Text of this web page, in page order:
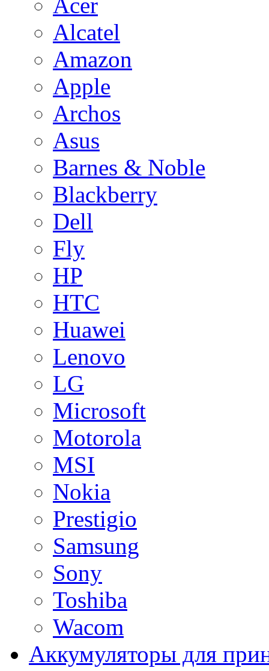
Alcatel
Amazon
Apple
Archos
Asus
Barnes & Noble
Blackberry
Dell
Fly
HP
HTC
Huawei
Lenovo
LG
Microsoft
Motorola
MSI
Nokia
Prestigio
Samsung
Sony
Toshiba
Wacom
Аккумуляторы для